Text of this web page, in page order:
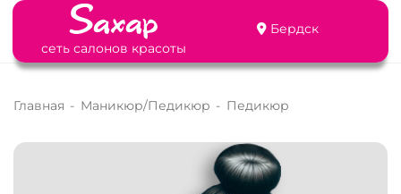
сеть салонов красоты
Бердск
Главная - Маникюр/Педикюр - Педикюр